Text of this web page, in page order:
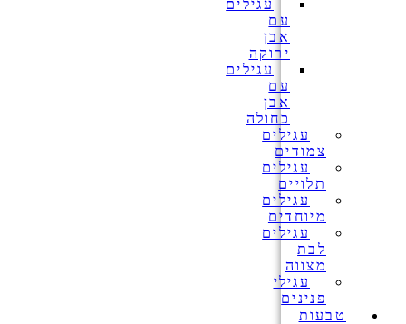
עגילים
עם
אבן
ירוקה
עגילים
עם
אבן
כחולה
עגילים
צמודים
עגילים
תלויים
עגילים
מיוחדים
עגילים
לבת
מצווה
עגילי
פנינים
טבעות